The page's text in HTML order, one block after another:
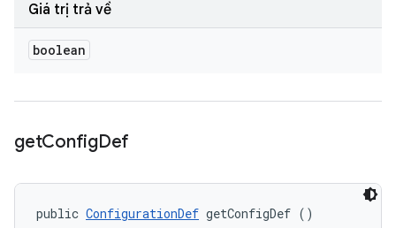
Giá trị trả về
boolean
getConfigDef
public ConfigurationDef getConfigDef ()